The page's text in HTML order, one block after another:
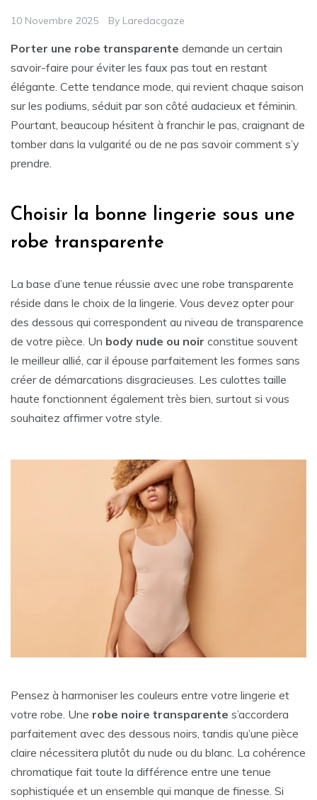
10 Novembre 2025 By Laredacgaze
Porter une robe transparente demande un certain
savoir-faire pour éviter les faux pas tout en restant
élégante. Cette tendance mode, qui revient chaque saison
sur les podiums, séduit par son côté audacieux et féminin.
Pourtant, beaucoup hésitent à franchir le pas, craignant de
tomber dans la vulgarité ou de ne pas savoir comment s’y
prendre.
Choisir la bonne lingerie sous une
robe transparente
La base d’une tenue réussie avec une robe transparente
réside dans le choix de la lingerie. Vous devez opter pour
des dessous qui correspondent au niveau de transparence
de votre pièce. Un body nude ou noir constitue souvent
le meilleur allié, car il épouse parfaitement les formes sans
créer de démarcations disgracieuses. Les culottes taille
haute fonctionnent également très bien, surtout si vous
souhaitez affirmer votre style.
Pensez à harmoniser les couleurs entre votre lingerie et
votre robe. Une robe noire transparente s’accordera
parfaitement avec des dessous noirs, tandis qu’une pièce
claire nécessitera plutôt du nude ou du blanc. La cohérence
chromatique fait toute la différence entre une tenue
sophistiquée et un ensemble qui manque de finesse. Si